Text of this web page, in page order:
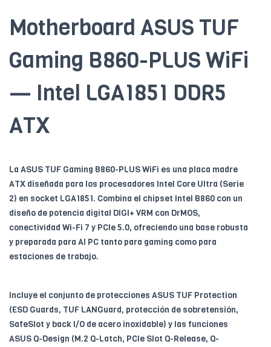
Motherboard ASUS TUF
Gaming B860-PLUS WiFi
— Intel LGA1851 DDR5
ATX
La ASUS TUF Gaming B860-PLUS WiFi es una placa madre
ATX diseñada para los procesadores Intel Core Ultra (Serie
2) en socket LGA1851. Combina el chipset Intel B860 con un
diseño de potencia digital DIGI+ VRM con DrMOS,
conectividad Wi-Fi 7 y PCIe 5.0, ofreciendo una base robusta
y preparada para AI PC tanto para gaming como para
estaciones de trabajo.
Incluye el conjunto de protecciones ASUS TUF Protection
(ESD Guards, TUF LANGuard, protección de sobretensión,
SafeSlot y back I/O de acero inoxidable) y las funciones
ASUS Q-Design (M.2 Q-Latch, PCIe Slot Q-Release, Q-